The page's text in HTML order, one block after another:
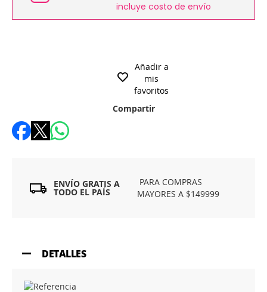
incluye costo de envío
Añadir a
mis
favoritos
Compartir
ENVÍO GRATIS A
TODO EL PAÍS
PARA COMPRAS
MAYORES A $149999
DETALLES